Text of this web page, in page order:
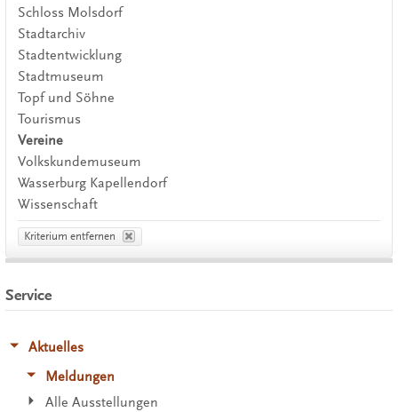
Schloss Molsdorf
Stadtarchiv
Stadtentwicklung
Stadtmuseum
Topf und Söhne
Tourismus
Vereine
Volkskundemuseum
Wasserburg Kapellendorf
Wissenschaft
Kriterium entfernen
Service
Aktuelles
Meldungen
Alle Ausstellungen